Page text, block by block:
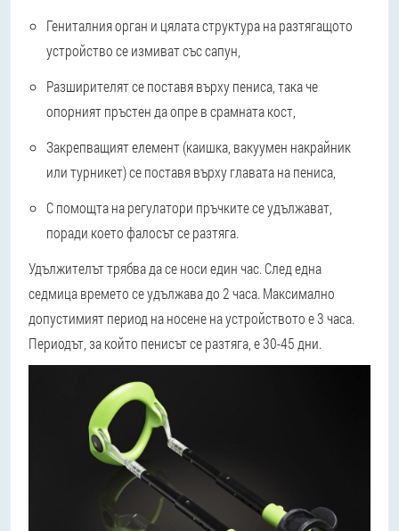
Гениталния орган и цялата структура на разтягащото
устройство се измиват със сапун,
Разширителят се поставя върху пениса, така че
опорният пръстен да опре в срамната кост,
Закрепващият елемент (каишка, вакуумен накрайник
или турникет) се поставя върху главата на пениса,
С помощта на регулатори пръчките се удължават,
поради което фалосът се разтяга.
Удължителът трябва да се носи един час. След една
седмица времето се удължава до 2 часа. Максимално
допустимият период на носене на устройството е 3 часа.
Периодът, за който пенисът се разтяга, е 30-45 дни.